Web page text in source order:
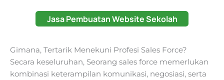
Jasa Pembuatan Website Sekolah
Gimana, Tertarik Menekuni Profesi Sales Force?
Secara keseluruhan, Seorang sales force memerlukan
kombinasi keterampilan komunikasi, negosiasi, serta